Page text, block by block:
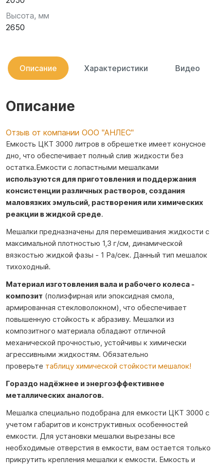
Высота, мм
2650
Описание Характеристики Видео
Описание
Отзыв от компании ООО "АНЛЕС"
Емкость ЦКТ 3000 литров в обрешетке имеет конусное
дно, что обеспечивает полный слив жидкости без
остатка.Емкости с лопастными мешалками
используются для приготовления и поддержания
консистенции различных растворов, создания
маловязких эмульсий, растворения или химических
реакции в жидкой среде.
Мешалки предназначены для перемешивания жидкости с
максимальной плотностью 1,3 г/см, динамической
вязкостью жидкой фазы ‐ 1 Ра/сек. Данный тип мешалок
тихоходный.
Материал изготовления вала и рабочего колеса -
композит (полиэфирная или эпоксидная смола,
армированная стекловолокном), что обеспечивает
повышенную стойкость к абразиву. Мешалки из
композитного материала обладают отличной
механической прочностью, устойчивы к химически
агрессивными жидкостям. Обязательно
проверьте таблицу химической стойкости мешалок!
Гораздо надёжнее и энергоэффективнее
металлических аналогов.
Мешалка специально подобрана для емкости ЦКТ 3000 с
учетом габаритов и конструктивных особенностей
емкости. Для установки мешалки вырезаны все
необходимые отверстия в емкости, вам остается только
прикрутить крепления мешалки к емкости. Емкость и